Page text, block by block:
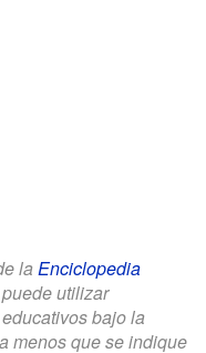
la Enciclopedia
utilizar
bajo la
a menos que se indique